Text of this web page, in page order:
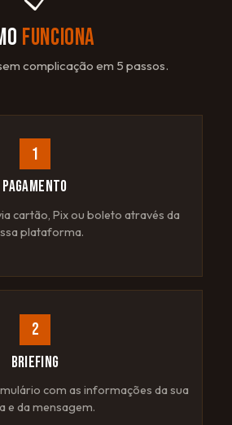
FUNCIONA
complicação em 5 passos.
1
PAGAMENTO
cartão, Pix ou boleto através da
plataforma.
2
BRIEFING
com as informações da sua
e da mensagem.